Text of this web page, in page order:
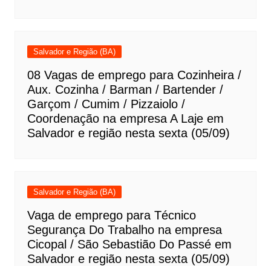
Salvador e Região (BA)
08 Vagas de emprego para Cozinheira /
Aux. Cozinha / Barman / Bartender /
Garçom / Cumim / Pizzaiolo /
Coordenação na empresa A Laje em
Salvador e região nesta sexta (05/09)
Salvador e Região (BA)
Vaga de emprego para Técnico
Segurança Do Trabalho na empresa
Cicopal / São Sebastião Do Passé em
Salvador e região nesta sexta (05/09)